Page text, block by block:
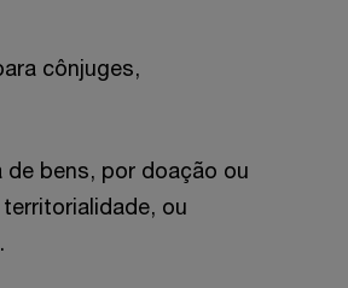
cônjuges,
bens, por doação ou
ou